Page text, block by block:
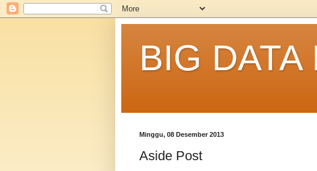
BIG DATA
Minggu, 08 Desember 2013
Aside Post